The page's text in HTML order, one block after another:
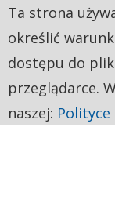
Ta strona
określić
dostępu do
przeglądarce.
naszej: Polityce